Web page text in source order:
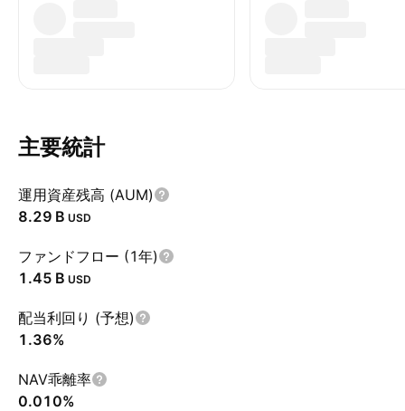
主要統計
運用資産残高 (AUM)
‪8.29 B‬ USD
ファンドフロー (1年)
‪1.45 B‬ USD
配当利回り (予想)
1.36%
NAV乖離率
0.010%